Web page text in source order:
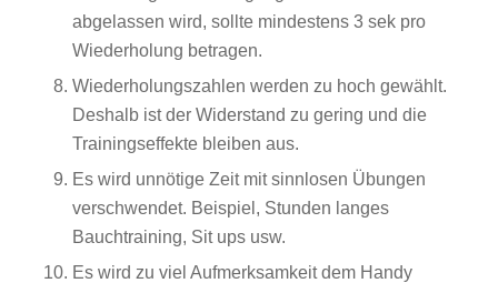
abgelassen wird, sollte mindestens 3 sek pro
Wiederholung betragen.
Wiederholungszahlen werden zu hoch gewählt.
Deshalb ist der Widerstand zu gering und die
Trainingseffekte bleiben aus.
Es wird unnötige Zeit mit sinnlosen Übungen
verschwendet. Beispiel, Stunden langes
Bauchtraining, Sit ups usw.
Es wird zu viel Aufmerksamkeit dem Handy